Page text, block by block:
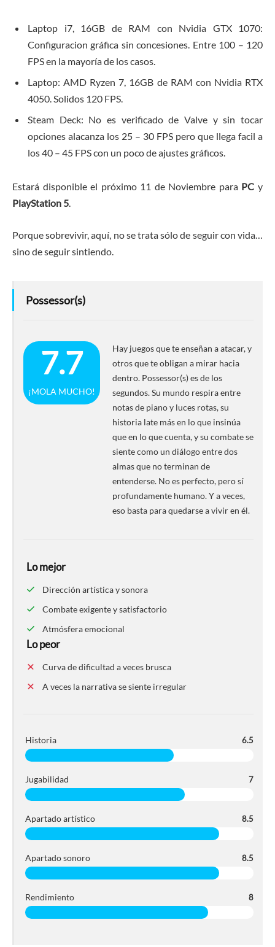
Laptop i7, 16GB de RAM con Nvidia GTX 1070:
Configuracion gráfica sin concesiones. Entre 100 – 120
FPS en la mayoría de los casos.
Laptop: AMD Ryzen 7, 16GB de RAM con Nvidia RTX
4050. Solidos 120 FPS.
Steam Deck: No es verificado de Valve y sin tocar
opciones alacanza los 25 – 30 FPS pero que llega facil a
los 40 – 45 FPS con un poco de ajustes gráficos.
Estará disponible el próximo 11 de Noviembre para PC y
PlayStation 5.
Porque sobrevivir, aquí, no se trata sólo de seguir con vida…
sino de seguir sintiendo.
Possessor(s)
7.7
¡MOLA MUCHO!
Hay juegos que te enseñan a atacar, y
otros que te obligan a mirar hacia
dentro. Possessor(s) es de los
segundos. Su mundo respira entre
notas de piano y luces rotas, su
historia late más en lo que insinúa
que en lo que cuenta, y su combate se
siente como un diálogo entre dos
almas que no terminan de
entenderse. No es perfecto, pero sí
profundamente humano. Y a veces,
eso basta para quedarse a vivir en él.
Lo mejor
Dirección artística y sonora
Combate exigente y satisfactorio
Atmósfera emocional
Lo peor
Curva de dificultad a veces brusca
A veces la narrativa se siente irregular
Historia 6.5
Jugabilidad 7
Apartado artístico 8.5
Apartado sonoro 8.5
Rendimiento 8